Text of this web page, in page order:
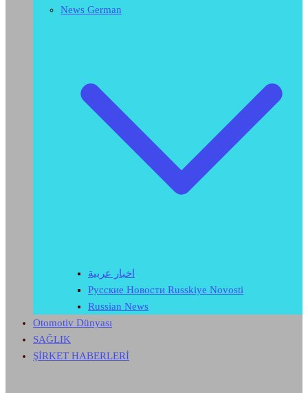
News German
اخبار عربية
Русские Новости Russkiye Novosti
Russian News
Otomotiv Dünyası
SAĞLIK
ŞİRKET HABERLERİ